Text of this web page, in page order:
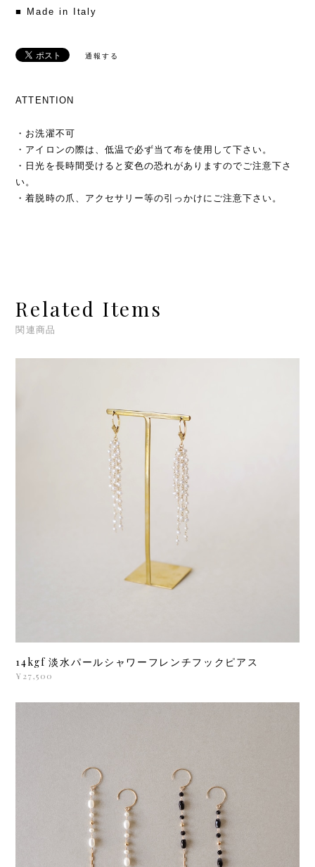
■ Made in Italy
通報する
ATTENTION
・お洗濯不可
・アイロンの際は、低温で必ず当て布を使用して下さい。
・日光を長時間受けると変色の恐れがありますのでご注意下さ
い。
・着脱時の爪、アクセサリー等の引っかけにご注意下さい。
Related Items
関連商品
14kgf 淡水パールシャワーフレンチフックピアス
¥27,500